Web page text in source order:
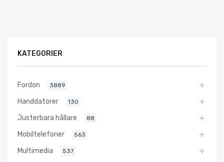
KATEGORIER
Fordon 3889
Handdatorer 130
Justerbara hållare 88
Mobiltelefoner 563
Multimedia 537